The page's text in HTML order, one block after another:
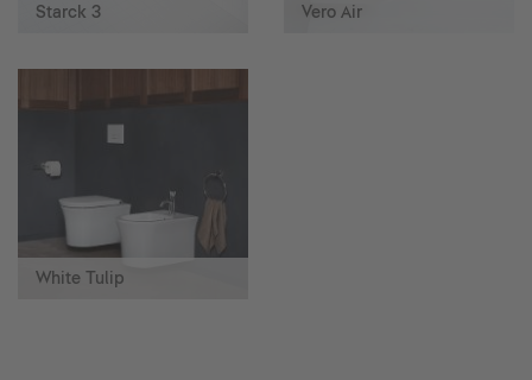
Starck 3 Vero Air
White Tulip